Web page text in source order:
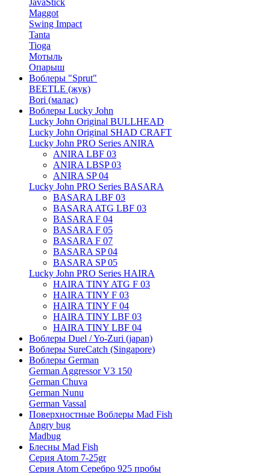
JavaStick
Maggot
Swing Impact
Tanta
Tioga
Мотыль
Опарыш
Воблеры "Sprut"
BEETLE (жук)
Bori (малас)
Воблеры Lucky John
Lucky John Original BULLHEAD
Lucky John Original SHAD CRAFT
Lucky John PRO Series ANIRA
ANIRA LBF 03
ANIRA LBSP 03
ANIRA SP 04
Lucky John PRO Series BASARA
BASARA LBF 03
BASARA ATG LBF 03
BASARA F 04
BASARA F 05
BASARA F 07
BASARA SP 04
BASARA SP 05
Lucky John PRO Series HAIRA
HAIRA TINY ATG F 03
HAIRA TINY F 03
HAIRA TINY F 04
HAIRA TINY LBF 03
HAIRA TINY LBF 04
Воблеры Duel / Yo-Zuri (japan)
Воблеры SureCatch (Singapore)
Воблеры German
German Aggressor V3 150
German Chuva
German Nunu
German Vassal
Поверхностные Воблеры Mad Fish
Angry bug
Madbug
Блесны Mad Fish
Серия Atom 7-25gr
Серия Atom Серебро 925 пробы